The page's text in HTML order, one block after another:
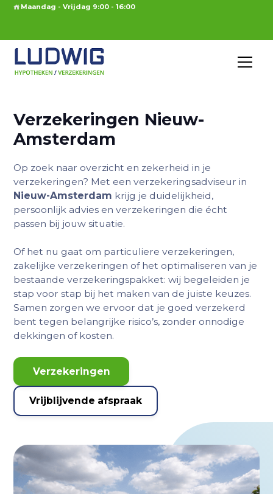
Maandag - Vrijdag 9:00 - 16:00
Verzekeringen Nieuw-
Amsterdam
Op zoek naar overzicht en zekerheid in je
verzekeringen? Met een verzekeringsadviseur in
Nieuw-Amsterdam krijg je duidelijkheid,
persoonlijk advies en verzekeringen die écht
passen bij jouw situatie.
Of het nu gaat om particuliere verzekeringen,
zakelijke verzekeringen of het optimaliseren van je
bestaande verzekeringspakket: wij begeleiden je
stap voor stap bij het maken van de juiste keuzes.
Samen zorgen we ervoor dat je goed verzekerd
bent tegen belangrijke risico’s, zonder onnodige
dekkingen of kosten.
Verzekeringen
Vrijblijvende afspraak